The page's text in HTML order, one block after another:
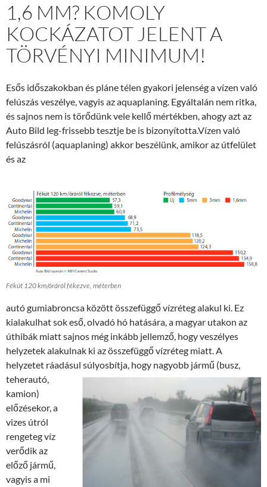
1,6 MM? KOMOLY
KOCKÁZATOT JELENT A
TÖRVÉNYI MINIMUM!
Esős időszakokban és pláne télen gyakori jelenség a vízen való
felúszás veszélye, vagyis az aquaplaning. Egyáltalán nem ritka,
és sajnos nem is törődünk vele kellő mértékben, ahogy azt az
Auto Bild leg-frissebb tesztje be is bizonyította.Vízen való
felúszásról (aquaplaning) akkor beszélünk, amikor az útfelület
és az
Fékút 120 km/óráról fékezve, méterben
autó gumiabroncsa között összefüggő vízréteg alakul ki. Ez
kialakulhat sok eső, olvadó hó hatására, a magyar utakon az
úthibák miatt sajnos még inkább jellemző, hogy veszélyes
helyzetek alakulnak ki az összefüggő vízréteg miatt. A
helyzetet ráadásul súlyosbítja, hogy nagyobb jármű (busz,
teherautó,
kamion)
előzésekor, a
vizes útról
rengeteg víz
verődik az
előző jármű,
vagyis a mi